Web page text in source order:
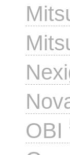
OBI